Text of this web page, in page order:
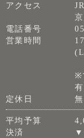
アクセス
電話番号
営業時間
※
定休日
平均予算
決済
▼